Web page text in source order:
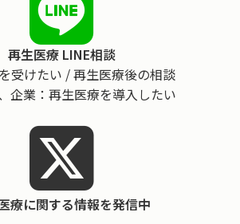
再生医療 LINE相談
受けたい / 再生医療後の相談
企業：再生医療を導入したい
療に関する情報を発信中